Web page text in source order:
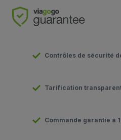
Contrôles de sécurité
Tarification
Commande garantie à